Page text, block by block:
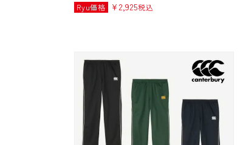
Ryu価格
¥ 2,925税込